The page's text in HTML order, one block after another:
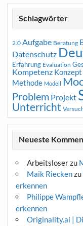
Schlagwörter
2.0 Aufgabe Beratung
Datenschutz
Erfahrung Evaluation
Kompetenz Konzept
Methode Modell
Problem Projekt
Unterricht
Neueste
Arbeitsloserzu
Maik Rieckenzu
erkennen
Philippe
erkennen
Originality.ai |